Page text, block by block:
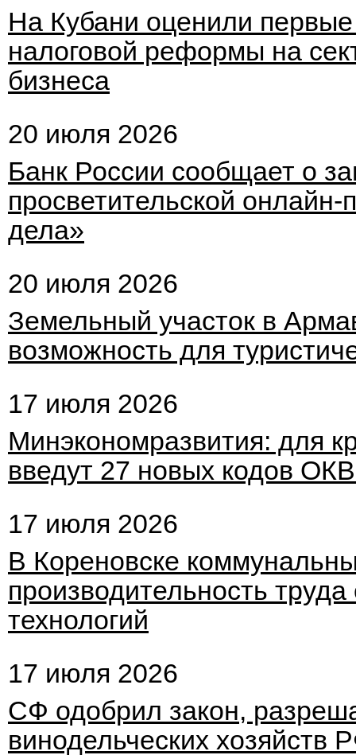
На Кубани оценили
налоговой реформы на
бизнеса
20 июля 2026
Банк России сообщает о
просветительской
дела»
20 июля 2026
Земельный участок в
возможность для
17 июля 2026
Минэкономразвития: для
введут 27 новых кодов
17 июля 2026
В Кореновске
производительность
технологий
17 июля 2026
СФ одобрил закон,
винодельческих хозяйств